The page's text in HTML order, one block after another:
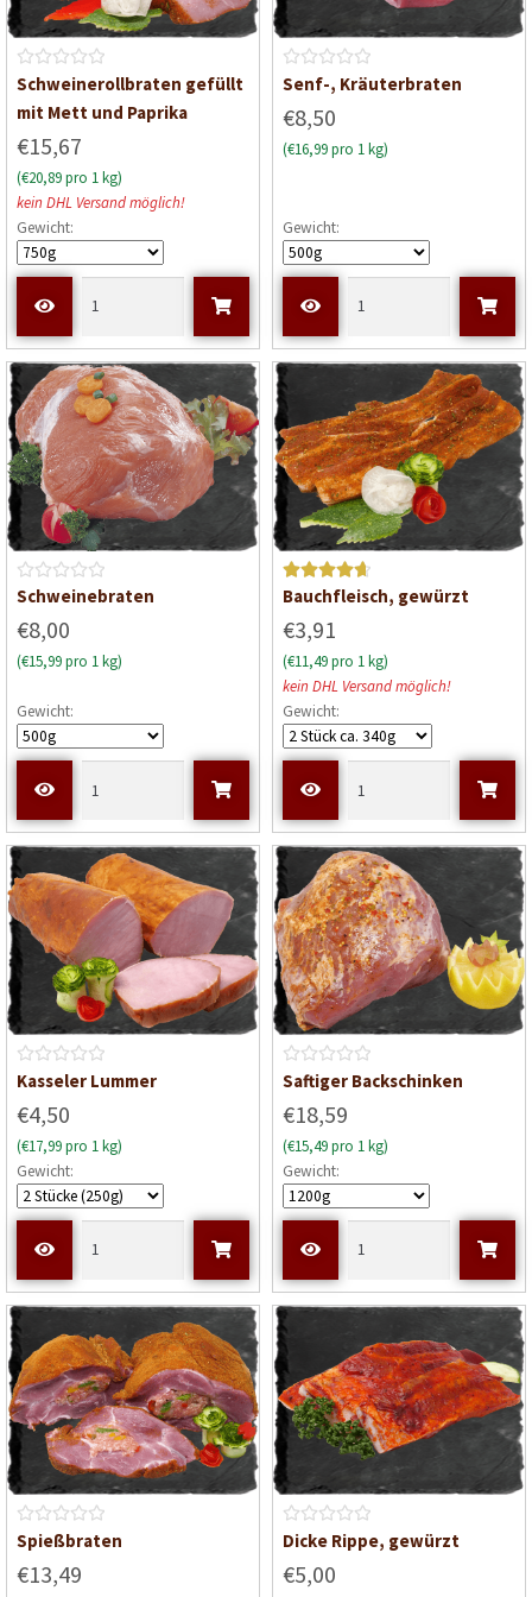
B
e
r
t
e
t
m
0
v
o
n
5
Schweinerollbraten gefüllt
mit Mett und Paprika
€15,67
(€20,89 pro 1 kg)
kein DHL Versand möglich!
Gewicht:
B
w
e
e
t
m
0
v
o
n
5
Senf-, Kräuterbraten
€8,50
(€16,99 pro 1 kg)
Gewicht:
B
w
e
t
e
i
t
0
v
o
5
Schweinebraten
€8,00
(€15,99 pro 1 kg)
Gewicht:
Bewerte
4.75von
5
Bauchfleisch, gewürzt
€3,91
(€11,49 pro 1 kg)
kein DHL Versand möglich!
Gewicht:
B
w
e
r
t
m
i
t
v
o
n
5
Kasseler Lummer
€4,50
(€17,99 pro 1 kg)
Gewicht:
B
w
e
r
t
m
i
t
v
o
n
5
Saftiger Backschinken
€18,59
(€15,49 pro 1 kg)
Gewicht:
B
w
Spießbraten
€13,49
B
w
Dicke Rippe, gewürzt
€5,00